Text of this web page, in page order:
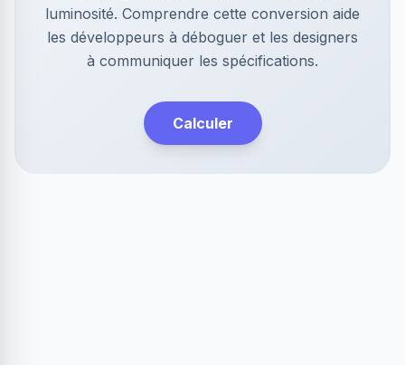
luminosité. Comprendre cette conversion aide
les développeurs à déboguer et les designers
à communiquer les spécifications.
Calculer